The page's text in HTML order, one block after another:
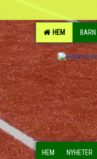
HEM BARN
HEM NYHETER